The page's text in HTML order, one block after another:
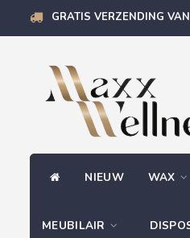
GRATIS VERZENDING
NIEUW WAX
MEUBILAIR